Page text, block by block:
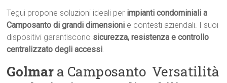
Tegui propone soluzioni ideali per impianti condominiali a
Camposanto di grandi dimensioni e contesti aziendali. I suoi
dispositivi garantiscono sicurezza, resistenza e controllo
centralizzato degli accessi.
Golmar a Camposanto  Versatilità